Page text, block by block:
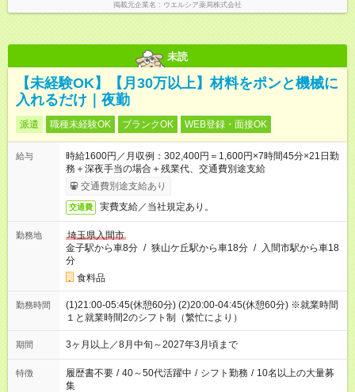
掲載元企業名 ウエルシア薬局株式会社
未読
【未経験OK】【月30万以上】材料をポンと機械に
入れるだけ｜夜勤
派遣 職種未経験OK ブランクOK WEB登録・面接OK
給与
時給1600円／月収例：302,400円＝1,600円×7時間45分×21日勤
務＋深夜手当の場合＋残業代、交通費別途支給
交通費別途支給あり
交通費 実費支給／当社規定あり。
勤務地
埼玉県入間市
金子駅から車8分 / 狭山ケ丘駅から車18分 / 入間市駅から車18
分
食料品
勤務時間
(1)21:00-05:45(休憩60分) (2)20:00-04:45(休憩60分) ※就業時間
１と就業時間2のシフト制（繁忙により）
期間 3ヶ月以上／8月中旬～2027年3月頃まで
特徴 履歴書不要 / 40～50代活躍中 / シフト勤務 / 10名以上の大量募
集